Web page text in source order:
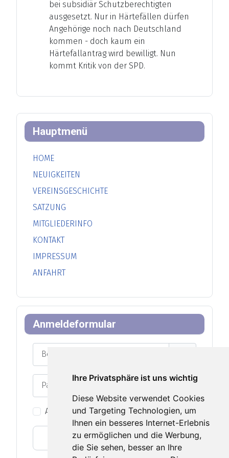
Ihre Privatsphäre ist uns wichtig
Diese Website verwendet Cookies
und Targeting Technologien, um
Ihnen ein besseres Internet-Erlebnis
zu ermöglichen und die Werbung,
die Sie sehen, besser an Ihre
Hauptmenü
HOME
NEUIGKEITEN
VEREINSGESCHICHTE
SATZUNG
MITGLIEDERINFO
KONTAKT
IMPRESSUM
ANFAHRT
Anmeldeformular
Passwort
Angemeldet bleiben
Web-Authentifizierung
bei subsidiär Schutzberechtigten
ausgesetzt. Nur in Härtefällen dürfen
Angehörige noch nach Deutschland
kommen - doch kaum ein
Härtefallantrag wird bewilligt. Nun
kommt Kritik von der SPD.